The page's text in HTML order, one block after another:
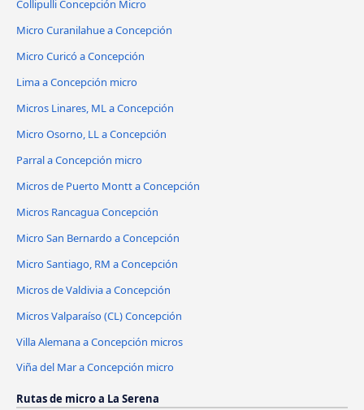
Collipulli Concepción Micro
Micro Curanilahue a Concepción
Micro Curicó a Concepción
Lima a Concepción micro
Micros Linares, ML a Concepción
Micro Osorno, LL a Concepción
Parral a Concepción micro
Micros de Puerto Montt a Concepción
Micros Rancagua Concepción
Micro San Bernardo a Concepción
Micro Santiago, RM a Concepción
Micros de Valdivia a Concepción
Micros Valparaíso (CL) Concepción
Villa Alemana a Concepción micros
Viña del Mar a Concepción micro
Rutas de micro a La Serena